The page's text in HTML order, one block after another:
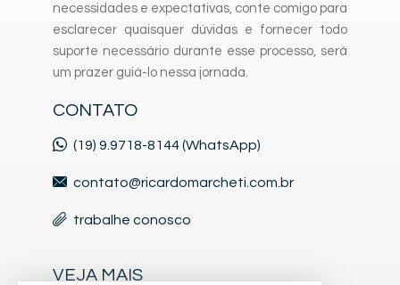
necessidades e expectativas, conte comigo para
esclarecer quaisquer dúvidas e fornecer todo
suporte necessário durante esse processo, será
um prazer guiá-lo nessa jornada.
CONTATO
(19) 9.9718-8144 (WhatsApp)
contato@ricardomarcheti.com.br
trabalhe conosco
VEJA MAIS